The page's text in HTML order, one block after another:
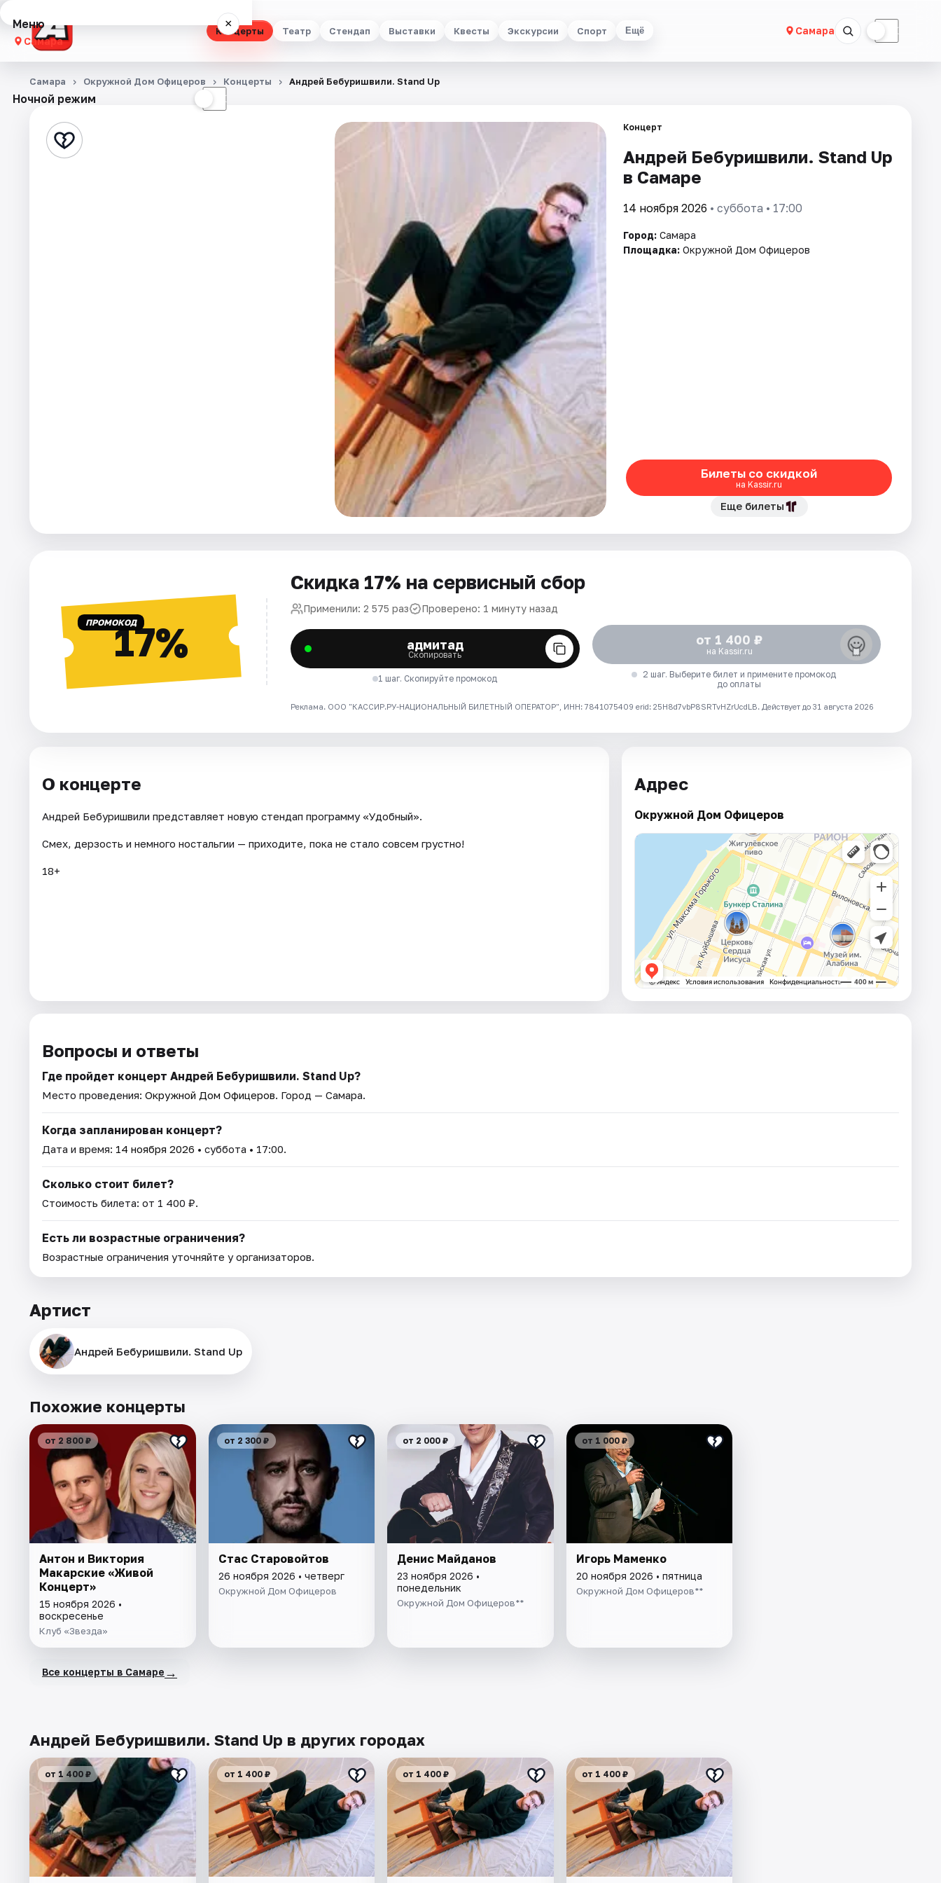
Концерты Театр Стендап Выставки Квесты Экскурсии Спорт Ещё Самара ☾
Меню ×
Самара
Концерты
Стендап
Ночной режим ☾
Самара Окружной Дом Офицеров Концерты Андрей Бебуришвили. Stand Up
Концерт
Андрей Бебуришвили. Stand Up
в Самаре
14 ноября 2026 • суббота • 17:00
Город: Самара
Площадка: Окружной Дом Офицеров
Билеты со скидкой
на Kassir.ru
Еще билеты
ПРОМОКОД17%
Скидка 17% на сервисный сбор
Применили: 2 575 раз Проверено: 1 минуту назад
адмитад
Скопировать
1 шаг. Скопируйте промокод
от 1 400 ₽
на Kassir.ru
2 шаг. Выберите билет и примените промокод
до оплаты
Реклама. ООО "КАССИР.РУ-НАЦИОНАЛЬНЫЙ БИЛЕТНЫЙ ОПЕРАТОР", ИНН: 7841075409 erid: 25H8d7vbP8SRTvHZrUcdLB. Действует до 31 августа 2026
О концерте
Андрей Бебуришвили представляет новую стендап программу «Удобный».
Смех, дерзость и немного ностальгии — приходите, пока не стало совсем грустно!
18+
Адрес
Окружной Дом Офицеров
Вопросы и ответы
Где пройдет концерт Андрей Бебуришвили. Stand Up?
Место проведения: Окружной Дом Офицеров. Город — Самара.
Когда запланирован концерт?
Дата и время: 14 ноября 2026 • суббота • 17:00.
Сколько стоит билет?
Стоимость билета: от 1 400 ₽.
Есть ли возрастные ограничения?
Возрастные ограничения уточняйте у организаторов.
Артист
Андрей Бебуришвили. Stand Up
Похожие концерты
от 2 800 ₽
Антон и Виктория
Макарские «Живой
Концерт»
15 ноября 2026 •
воскресенье
Клуб «Звезда»
от 2 300 ₽
Стас Старовойтов
26 ноября 2026 • четверг
Окружной Дом Офицеров
от 2 000 ₽
Денис Майданов
23 ноября 2026 •
понедельник
Окружной Дом Офицеров**
от 1 000 ₽
Игорь Маменко
20 ноября 2026 • пятница
Окружной Дом Офицеров**
Все концерты в Самаре →
Андрей Бебуришвили. Stand Up в других городах
от 1 400 ₽ от 1 400 ₽ от 1 400 ₽ от 1 400 ₽